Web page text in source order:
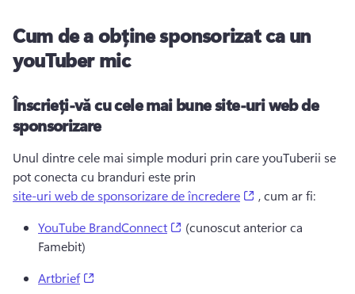
Cum de a obține sponsorizat ca un
youTuber mic
Înscrieți-vă cu cele mai bune site-uri web de
sponsorizare
Unul dintre cele mai simple moduri prin care youTuberii se
pot conecta cu branduri este prin
site-uri web de sponsorizare de încredere
(opens in a new
, cum ar fi:
YouTube BrandConnect
(opens in a new tab)
(cunoscut anterior ca
Famebit)
Artbrief